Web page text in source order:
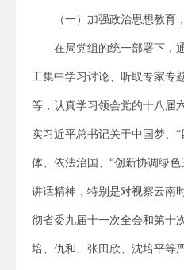
（一）加强政治思想教育
在局党组的统一部署下，
工集中学习讨论、听取专家专
等，认真学习领会党的十八届
实习近平总书记关于中国梦、
体、依法治国、“创新协调绿
讲话精神，特别是对视察云南
彻省委九届十一次全会和第十
培、仇和、张田欣、沈培平等